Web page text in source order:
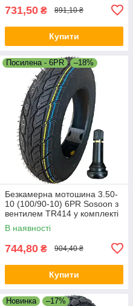
731,50 ₴ 891,10 ₴
Купити
Посилена - 6PR –18%
Безкамерна мотошина 3.50-
10 (100/90-10) 6PR Sosoon з
вентилем TR414 у комплекті
— гума для скуте
В наявності
744,80 ₴ 904,40 ₴
Купити
Новинка
–17%